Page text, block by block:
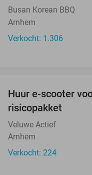
Busan Korean BBQ
Arnhem
Verkocht: 1.306
Huur e-scooter
risicopakket
Veluwe Actief
Arnhem
Verkocht: 224